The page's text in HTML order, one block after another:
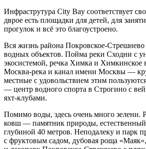
Инфраструтура City Bay соответствует
дврое есть площадки для детей, для
прогулок и всё это благоустроено.
Вся жизнь района Покровское‑Стрешнево
водных объектов. Пойма реки Сходни с
экосистемой, речка Химка и Химкинское
Москва‑река и канал имени Москвы —
местные с удовольствием этим
— центр водного спорта в Строгино с
яхт‑клубами.
Помимо воды, здесь очень много зелени.
ковш — памятник природы,
глубиной 40 метров. Неподалеку и парк
с фруктовым садом, дубовая роща